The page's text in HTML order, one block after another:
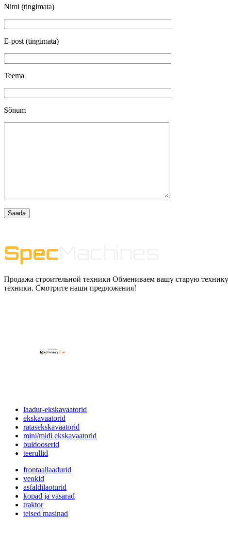
Nimi (tingimata)
E-post (tingimata)
Teema
Sõnum
Продажа строительной техники Обмениваем вашу старую
техники. Смотрите наши предложения!
laadur-ekskavaatorid
ekskavaatorid
ratasekskavaatorid
mini/midi ekskavaatorid
buldooserid
teerullid
frontaallaadurid
veokid
asfaldilaoturid
kopad ja vasarad
traktor
teised masinad